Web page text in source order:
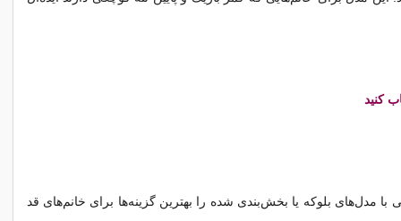
کنید
با مدل‌های بلوکه یا بخش‌بندی شده را بهترین گزینه‌ها برای خانم‌های قد